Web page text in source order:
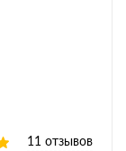
11 отзывов